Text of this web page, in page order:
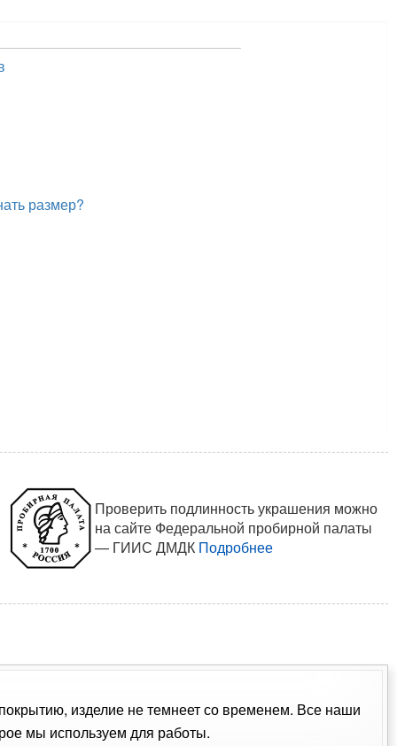
размер?
Проверить подлинность украшения можно
на сайте Федеральной пробирной палаты
— ГИИС ДМДК Подробнее
изделие не темнеет со временем. Все наши
мы используем для работы.